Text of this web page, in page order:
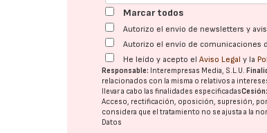
Marcar todos
Autorizo el envío de newsletters y
Autorizo el envío de comunicaciones
He leído y acepto elAviso Legal y la
Responsable: Interempresas Media, S.L.U.
relacionados con la misma o relativos a
llevar a cabo las finalidades especificadasCesión:
Acceso, rectificación, oposición, supresión,
considera que el tratamiento no se ajusta a la
Datos